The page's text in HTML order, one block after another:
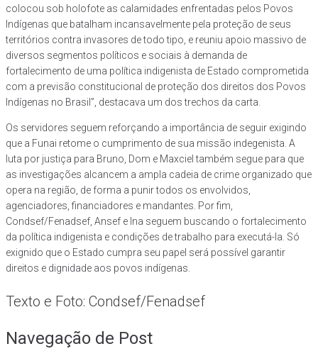
colocou sob holofote as calamidades enfrentadas pelos Povos
Indígenas que batalham incansavelmente pela proteção de seus
territórios contra invasores de todo tipo, e reuniu apoio massivo de
diversos segmentos políticos e sociais à demanda de
fortalecimento de uma política indigenista de Estado comprometida
com a previsão constitucional de proteção dos direitos dos Povos
Indígenas no Brasil”, destacava um dos trechos da carta.
Os servidores seguem reforçando a importância de seguir exigindo
que a Funai retome o cumprimento de sua missão indegenista. A
luta por justiça para Bruno, Dom e Maxciel também segue para que
as investigações alcancem a ampla cadeia de crime organizado que
opera na região, de forma a punir todos os envolvidos,
agenciadores, financiadores e mandantes. Por fim,
Condsef/Fenadsef, Ansef e Ina seguem buscando o fortalecimento
da política indigenista e condições de trabalho para executá-la. Só
exignido que o Estado cumpra seu papel será possível garantir
direitos e dignidade aos povos indígenas.
Texto e Foto: Condsef/Fenadsef
Navegação de Post